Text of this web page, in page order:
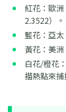
紅花：歐
2.3522）。
藍花：亞
黃花：美
白花/橙花
描熱點來